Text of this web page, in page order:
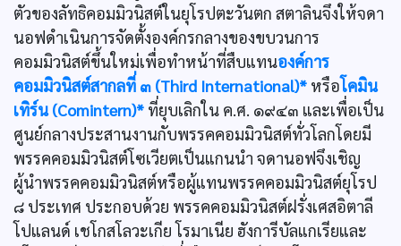
ตัวของลัทธิคอมมิวนิสต์ในยุโรปตะวันตก สตาลินจึงให้จดา
นอฟดำเนินการจัดตั้งองค์กรกลางของขบวนการ
คอมมิวนิสต์ขึ้นใหม่เพื่อทำหน้าที่สืบแทนองค์การ
คอมมิวนิสต์สากลที่ ๓ (Third International)* หรือโคมิน
เทิร์น (Comintern)* ที่ยุบเลิกใน ค.ศ. ๑๙๔๓ และเพื่อเป็น
ศูนย์กลางประสานงานกับพรรคคอมมิวนิสต์ทั่วโลกโดยมี
พรรคคอมมิวนิสต์โซเวียตเป็นแกนนำ จดานอฟจึงเชิญ
ผู้นำพรรคคอมมิวนิสต์หรือผู้แทนพรรคคอมมิวนิสต์ยุโรป
๘ ประเทศ ประกอบด้วย พรรคคอมมิวนิสต์ฝรั่งเศสอิตาลี
โปแลนด์ เชโกสโลวะเกีย โรมาเนีย ฮังการีบัลแกเรียและ